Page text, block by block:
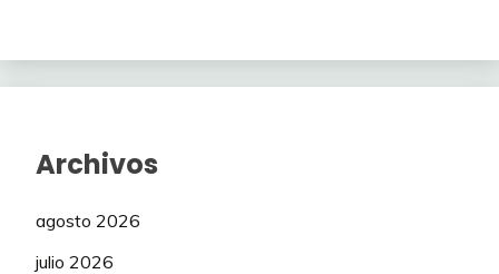
Archivos
agosto 2026
julio 2026